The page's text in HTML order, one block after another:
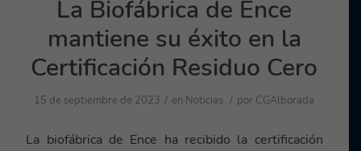
La Biofábrica de Ence
mantiene su éxito en la
Certificación Residuo Cero
15 de septiembre de 2023 / en Noticias / por CGAlborada
La biofábrica de Ence ha recibido la certificación